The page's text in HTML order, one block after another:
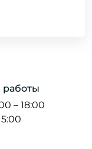
работы
– 18:00